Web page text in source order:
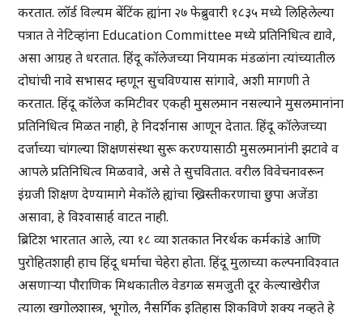
करतात. लॉर्ड विल्यम बेंटिंक ह्यांना २७ फेब्रुवारी १८३५ मध्ये लिहिलेल्या
पत्रात ते नेटिव्हांना Education Committee मध्ये प्रतिनिधित्व द्यावे,
असा आग्रह ते धरतात. हिंदू कॉलेजच्या नियामक मंडळांना त्यांच्यातील
दोघांची नावे सभासद म्हणून सुचविण्यास सांगावे, अशी मागणी ते
करतात. हिंदू कॉलेज कमिटीवर एकही मुसलमान नसल्याने मुसलमानांना
प्रतिनिधित्व मिळत नाही, हे निदर्शनास आणून देतात. हिंदू कॉलेजच्या
दर्जाच्या चांगल्या शिक्षणसंस्था सुरू करण्यासाठी मुसलमानांनी झटावे व
आपले प्रतिनिधित्व मिळवावे, असे ते सुचवितात. वरील विवेचनावरून
इंग्रजी शिक्षण देण्यामागे मेकॉले ह्यांचा ख्रिस्तीकरणाचा छुपा अजेंडा
असावा, हे विश्वासार्ह वाटत नाही.
ब्रिटिश भारतात आले, त्या १८ व्या शतकात निरर्थक कर्मकांडे आणि
पुरोहितशाही हाच हिंदू धर्माचा चेहेरा होता. हिंदू मुलाच्या कल्पनाविश्वात
असणाऱ्या पौराणिक मिथकातील वेडगळ समजुती दूर केल्याखेरीज
त्याला खगोलशास्त्र, भूगोल, नैसर्गिक इतिहास शिकविणे शक्य नव्हते हे